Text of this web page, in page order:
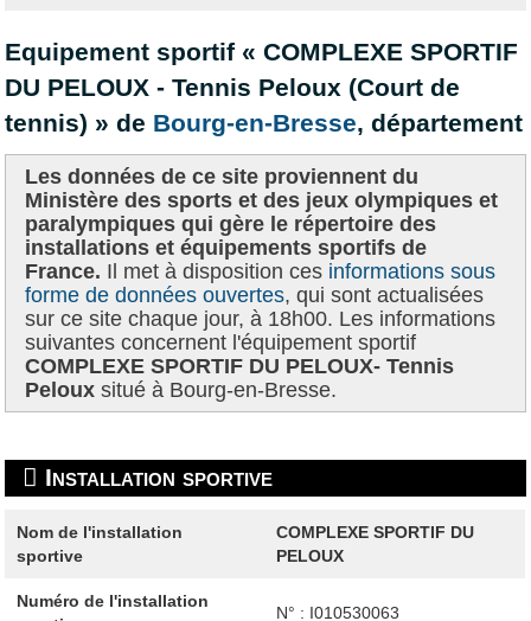
Contact
Recherche avancée
Equipement sportif « COMPLEXE SPORTIF
DU PELOUX - Tennis Peloux (Court de
tennis) » de Bourg-en-Bresse, département
Les données de ce site proviennent du
Ministère des sports et des jeux olympiques et
paralympiques qui gère le répertoire des
installations et équipements sportifs de
France. Il met à disposition ces informations sous
forme de données ouvertes, qui sont actualisées
sur ce site chaque jour, à 18h00. Les informations
suivantes concernent l'équipement sportif
COMPLEXE SPORTIF DU PELOUX- Tennis
Peloux situé à Bourg-en-Bresse.
Installation sportive
Nom de l'installation
sportive
COMPLEXE SPORTIF DU
PELOUX
Numéro de l'installation
N° : I010530063